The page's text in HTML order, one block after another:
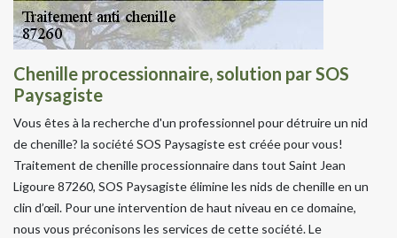
Chenille processionnaire, solution par SOS
Paysagiste
Vous êtes à la recherche d'un professionnel pour détruire un nid
de chenille? la société SOS Paysagiste est créée pour vous!
Traitement de chenille processionnaire dans tout Saint Jean
Ligoure 87260, SOS Paysagiste élimine les nids de chenille en un
clin d’œil. Pour une intervention de haut niveau en ce domaine,
nous vous préconisons les services de cette société. Le